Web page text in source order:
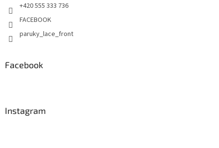
+420 555 333 736
FACEBOOK
paruky_lace_front
Facebook
Instagram